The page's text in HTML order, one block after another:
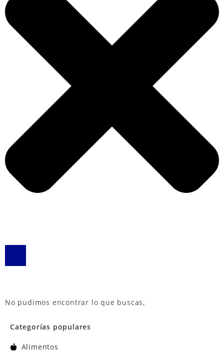
Categorías populares
Alimentos
No pudimos encontrar lo que buscas,